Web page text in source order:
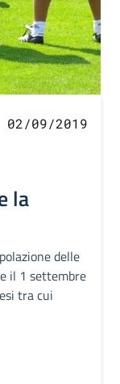
02/09/2019
la
delle
il 1 settembre
tra cui